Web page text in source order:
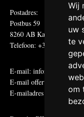
Wij
uw
te
om
Postadres:
Postbus 59
8260 AB Kampen
Telefoon: +31 (0)38 331
E-mail:
E-mail offertes:
E-mailadres